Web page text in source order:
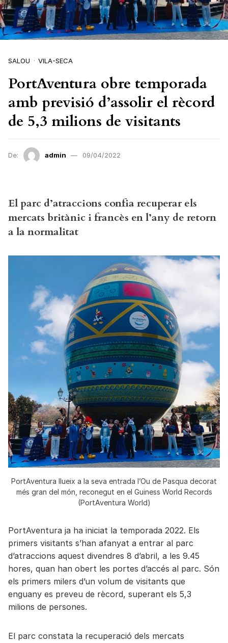
SALOU VILA-SECA
PortAventura obre temporada
amb previsió d’assolir el rècord
de 5,3 milions de visitants
De: admin 09/04/2022
El parc d’atraccions confia recuperar els
mercats britànic i francès en l’any de retorn
a la normalitat
PortAventura llueix a la seva entrada l’Ou de Pasqua decorat
més gran del món, reconegut en el Guiness World Records
(PortAventura World)
PortAventura ja ha iniciat la temporada 2022. Els
primers visitants s’han afanyat a entrar al parc
d’atraccions aquest divendres 8 d’abril, a les 9.45
hores, quan han obert les portes d’accés al parc. Són
els primers milers d’un volum de visitants que
enguany es preveu de rècord, superant els 5,3
milions de persones.
El parc constata la recuperació dels mercats